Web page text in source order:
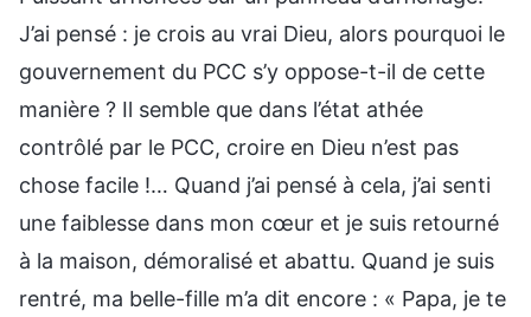
J’ai pensé : je crois au vrai Dieu, alors pourquoi le
gouvernement du PCC s’y oppose-t-il de cette
manière ? Il semble que dans l’état athée
contrôlé par le PCC, croire en Dieu n’est pas
chose facile !… Quand j’ai pensé à cela, j’ai senti
une faiblesse dans mon cœur et je suis retourné
à la maison, démoralisé et abattu. Quand je suis
rentré, ma belle-fille m’a dit encore : « Papa, je te